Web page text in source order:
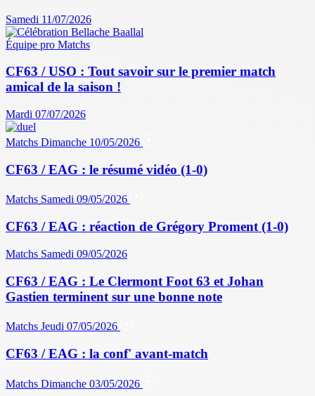
Samedi 11/07/2026
Équipe pro Matchs
CF63 / USO : Tout savoir sur le premier match
amical de la saison !
Mardi 07/07/2026
Matchs Dimanche 10/05/2026
CF63 / EAG : le résumé vidéo (1-0)
Matchs Samedi 09/05/2026
CF63 / EAG : réaction de Grégory Proment (1-0)
Matchs Samedi 09/05/2026
CF63 / EAG : Le Clermont Foot 63 et Johan
Gastien terminent sur une bonne note
Matchs Jeudi 07/05/2026
CF63 / EAG : la conf' avant-match
Matchs Dimanche 03/05/2026